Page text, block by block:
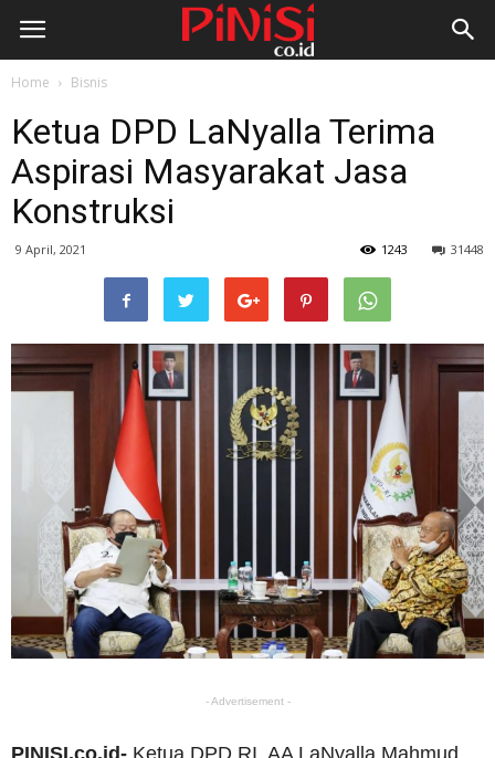
Home Bisnis
Ketua DPD LaNyalla Terima
Aspirasi Masyarakat Jasa
Konstruksi
9 April, 2021 31448
1243
- Advertisement -